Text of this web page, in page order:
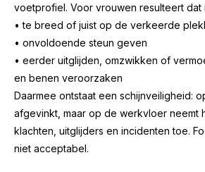
voetprofiel. Voor vrouwen resulteert dat
• te breed of juist op de verkeerde
• onvoldoende steun geven
• eerder uitglijden, omzwikken of
en benen veroorzaken
Daarmee ontstaat een schijnveiligheid:
afgevinkt, maar op de werkvloer neemt
klachten, uitglijders en incidenten toe.
niet acceptabel.